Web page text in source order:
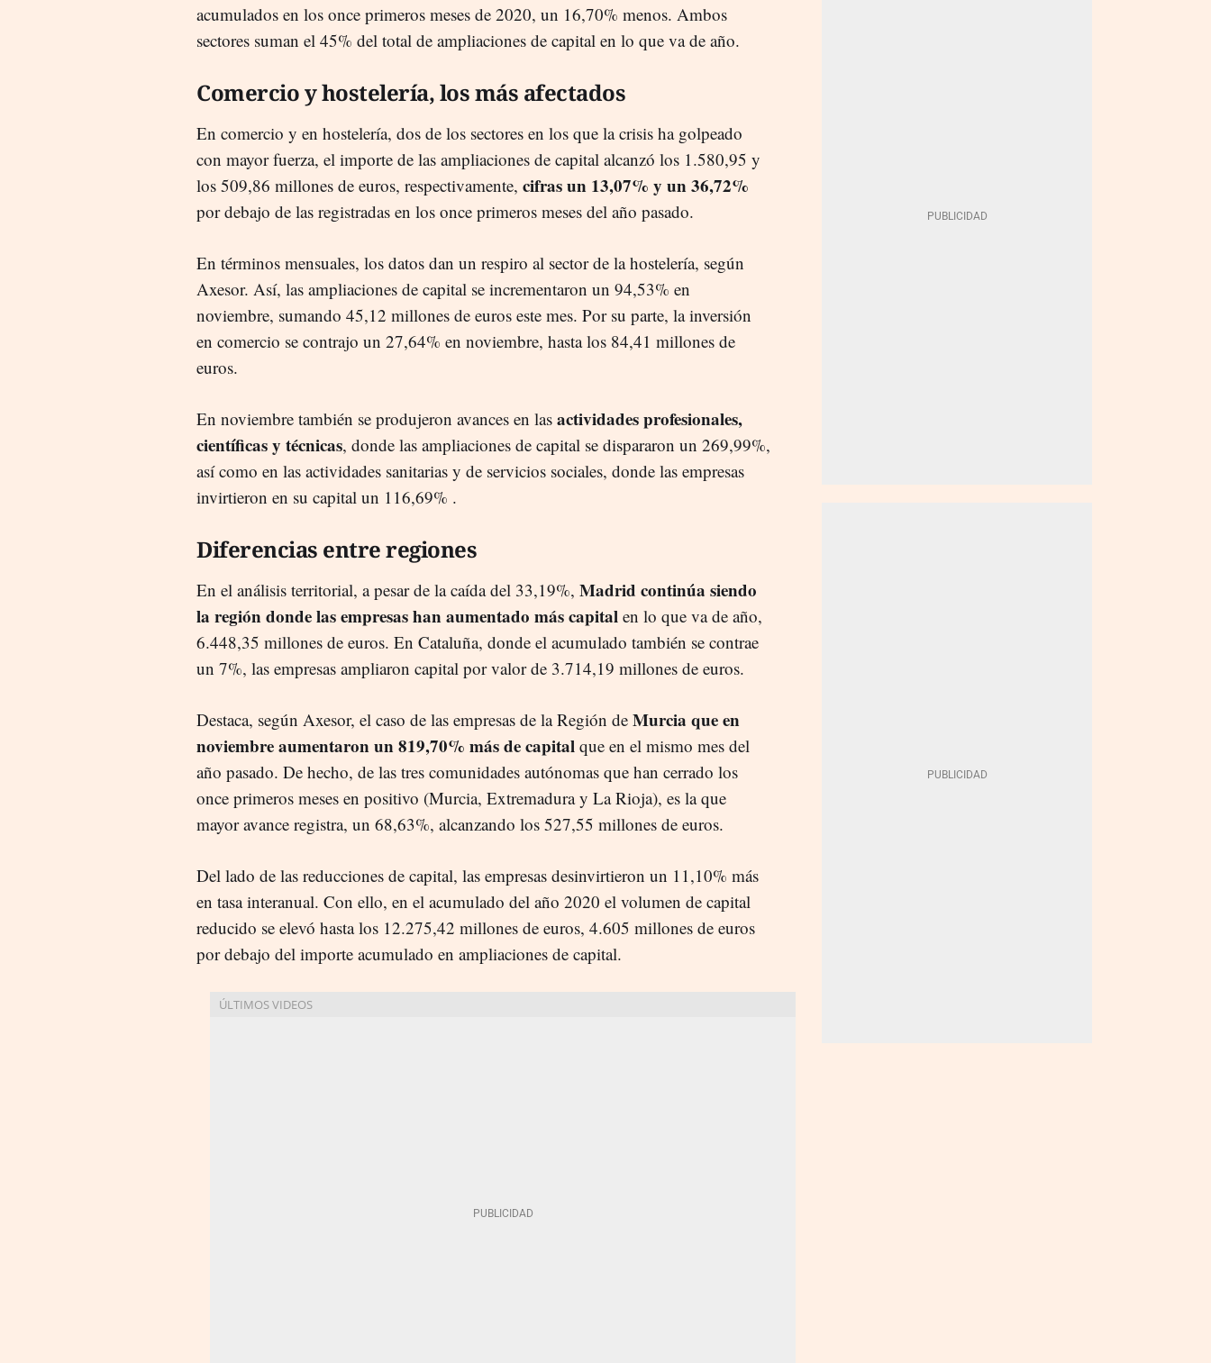
acumulados en los once primeros meses de 2020, un 16,70% menos. Ambos
sectores suman el 45% del total de ampliaciones de capital en lo que va de año.
Comercio y hostelería, los más afectados
En comercio y en hostelería, dos de los sectores en los que la crisis ha golpeado
con mayor fuerza, el importe de las ampliaciones de capital alcanzó los 1.580,95 y
los 509,86 millones de euros, respectivamente, cifras un 13,07% y un 36,72%
por debajo de las registradas en los once primeros meses del año pasado.
En términos mensuales, los datos dan un respiro al sector de la hostelería, según
Axesor. Así, las ampliaciones de capital se incrementaron un 94,53% en
noviembre, sumando 45,12 millones de euros este mes. Por su parte, la inversión
en comercio se contrajo un 27,64% en noviembre, hasta los 84,41 millones de
euros.
En noviembre también se produjeron avances en las actividades profesionales,
científicas y técnicas, donde las ampliaciones de capital se dispararon un 269,99%,
así como en las actividades sanitarias y de servicios sociales, donde las empresas
invirtieron en su capital un 116,69% .
Diferencias entre regiones
En el análisis territorial, a pesar de la caída del 33,19%, Madrid continúa siendo
la región donde las empresas han aumentado más capital en lo que va de año,
6.448,35 millones de euros. En Cataluña, donde el acumulado también se contrae
un 7%, las empresas ampliaron capital por valor de 3.714,19 millones de euros.
Destaca, según Axesor, el caso de las empresas de la Región de Murcia que en
noviembre aumentaron un 819,70% más de capital que en el mismo mes del
año pasado. De hecho, de las tres comunidades autónomas que han cerrado los
once primeros meses en positivo (Murcia, Extremadura y La Rioja), es la que
mayor avance registra, un 68,63%, alcanzando los 527,55 millones de euros.
Del lado de las reducciones de capital, las empresas desinvirtieron un 11,10% más
en tasa interanual. Con ello, en el acumulado del año 2020 el volumen de capital
reducido se elevó hasta los 12.275,42 millones de euros, 4.605 millones de euros
por debajo del importe acumulado en ampliaciones de capital.